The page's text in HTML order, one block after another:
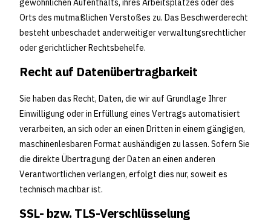
gewöhnlichen Aufenthalts, ihres Arbeitsplatzes oder des
Orts des mutmaßlichen Verstoßes zu. Das Beschwerderecht
besteht unbeschadet anderweitiger verwaltungsrechtlicher
oder gerichtlicher Rechtsbehelfe.
Recht auf Datenübertragbarkeit
Sie haben das Recht, Daten, die wir auf Grundlage Ihrer
Einwilligung oder in Erfüllung eines Vertrags automatisiert
verarbeiten, an sich oder an einen Dritten in einem gängigen,
maschinenlesbaren Format aushändigen zu lassen. Sofern Sie
die direkte Übertragung der Daten an einen anderen
Verantwortlichen verlangen, erfolgt dies nur, soweit es
technisch machbar ist.
SSL- bzw. TLS-Verschlüsselung